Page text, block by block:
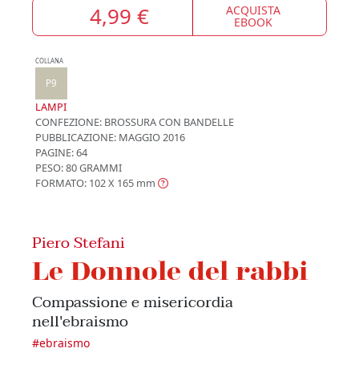
4,99 € ACQUISTA
EBOOK
COLLANA
P9
LAMPI
CONFEZIONE: BROSSURA CON BANDELLE
PUBBLICAZIONE: MAGGIO 2016
PAGINE: 64
PESO: 80 GRAMMI
FORMATO: 102 X 165 mm
Piero Stefani
Le Donnole del rabbi
Compassione e misericordia
nell'ebraismo
#ebraismo